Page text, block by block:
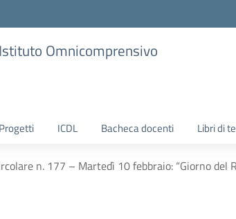
Omnicomprensivo
Progetti ICDL Bacheca docenti Libri di
n. 177 – Martedì 10 febbraio: “Giorno del